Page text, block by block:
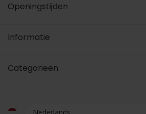
Openingstijden
Informatie
Categorieën